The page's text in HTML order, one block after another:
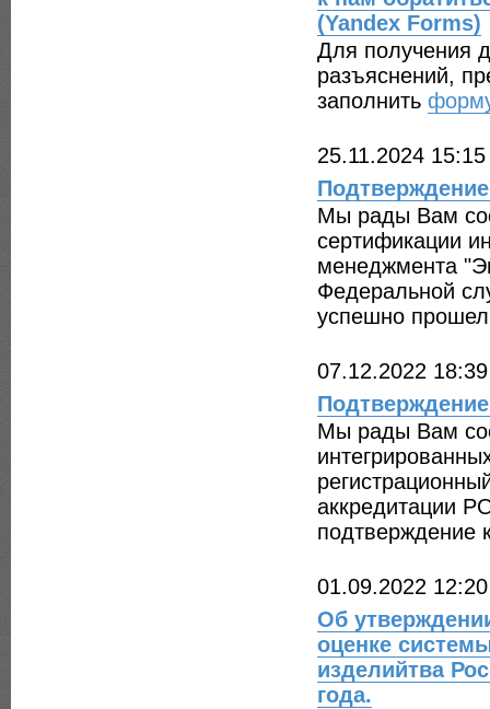
(Yandex Forms)
Для получения
разъяснений,
заполнить
25.11.2024 15:15
Мы рады Вам
сертификации
менеджмента
Федеральной
успешно
07.12.2022 18:39
Мы рады Вам
аккредитации
подтверждение
01.09.2022 12:20
Об
оценке
изделийтва
года.